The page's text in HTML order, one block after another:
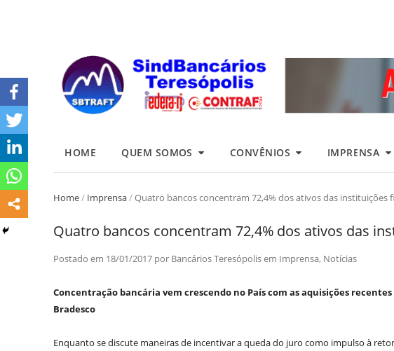
HOME QUEM SOMOS CONVÊNIOS IMPRENSA
Home/ Imprensa/Quatro bancos concentram 72,4% dos ativos das instituições
Quatro bancos concentram 72,4% dos ativos das
Postado em 18/01/2017 por Bancários Teresópolisem Imprensa, Notícias
Concentração bancária vem crescendo no País com as aquisições
Bradesco
Enquanto se discute maneiras de incentivar a queda do juro como impulso à